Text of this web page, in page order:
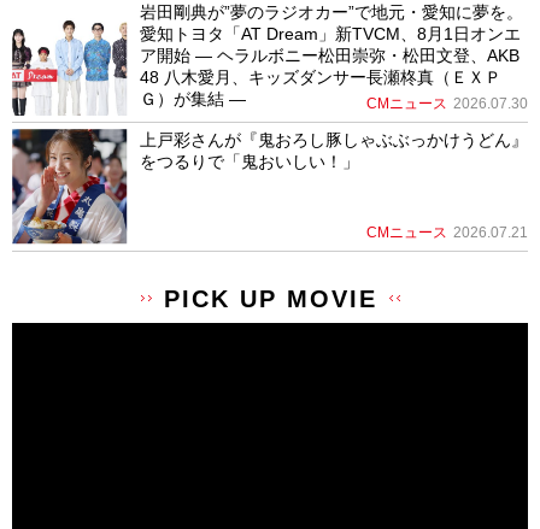
岩田剛典が”夢のラジオカー”で地元・愛知に夢を。
愛知トヨタ「AT Dream」新TVCM、8月1日オンエ
ア開始 ― ヘラルボニー松田崇弥・松田文登、AKB
48 八木愛月、キッズダンサー長瀬柊真（ＥＸＰ
Ｇ）が集結 ―
CMニュース 2026.07.30
上戸彩さんが『鬼おろし豚しゃぶぶっかけうどん』
をつるりで「鬼おいしい！」
CMニュース 2026.07.21
PICK UP MOVIE